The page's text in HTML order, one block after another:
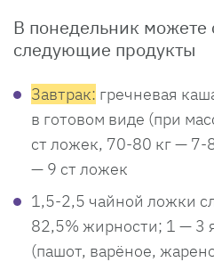
В понедельник можете
следующие продукты
Завтрак: гречневая
в готовом виде (при
ст ложек, 70-80 кг — 7-
— 9 ст ложек
1,5-2,5 чайной ложки
82,5% жирности; 1 — 3
(пашот, варёное,